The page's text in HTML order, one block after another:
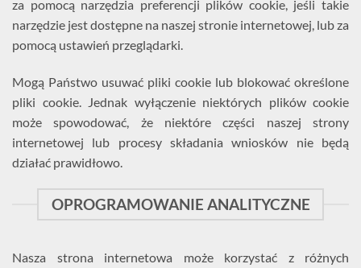
za pomocą narzędzia preferencji plików cookie, jeśli takie
narzędzie jest dostępne na naszej stronie internetowej, lub za
pomocą ustawień przeglądarki.
Mogą Państwo usuwać pliki cookie lub blokować określone
pliki cookie. Jednak wyłączenie niektórych plików cookie
może spowodować, że niektóre części naszej strony
internetowej lub procesy składania wniosków nie będą
działać prawidłowo.
OPROGRAMOWANIE ANALITYCZNE
Nasza strona internetowa może korzystać z różnych